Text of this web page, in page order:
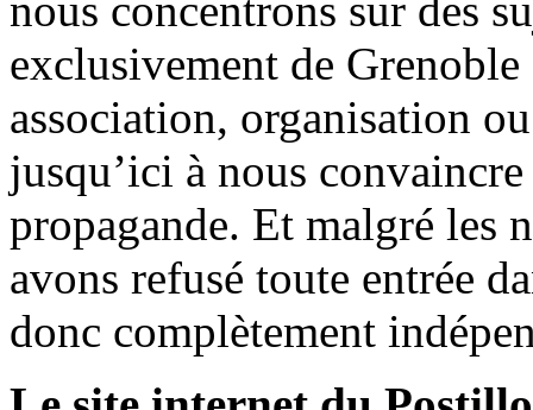
nous concentrons sur des
exclusivement de
association, organisation
jusqu’ici à nous
propagande. Et malgré les
avons refusé toute entrée
donc complètement